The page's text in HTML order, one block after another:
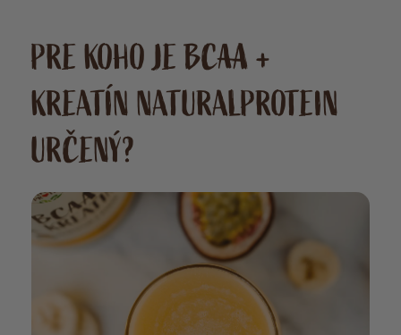
PRE KOHO JE BCAA +
KREATÍN NATURALPROTEIN
URČENÝ?